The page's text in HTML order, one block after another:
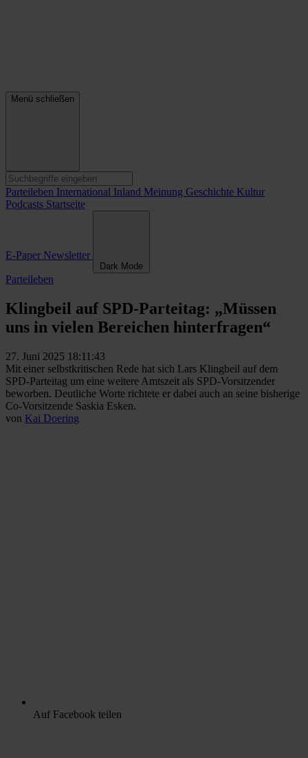
Menü schließen
Parteileben International Inland Meinung Geschichte Kultur
Podcasts Startseite
E-Paper Newsletter
Dark Mode
Parteileben
Klingbeil auf SPD-Parteitag: „Müssen
uns in vielen Bereichen hinterfragen“
27. Juni 2025 18:11:43
Mit einer selbstkritischen Rede hat sich Lars Klingbeil auf dem
SPD-Parteitag um eine weitere Amtszeit als SPD-Vorsitzender
beworben. Deutliche Worte richtete er dabei auch an seine bisherige
Co-Vorsitzende Saskia Esken.
von Kai Doering
Auf Facebook teilen